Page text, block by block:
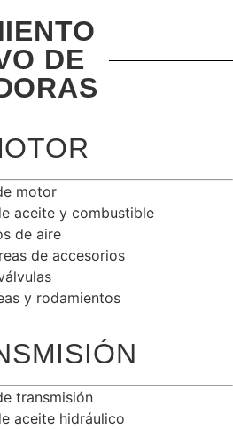
DE
motor
aceite y combustible
de aire
de accesorios
y rodamientos
transmisión
aceite hidráulico